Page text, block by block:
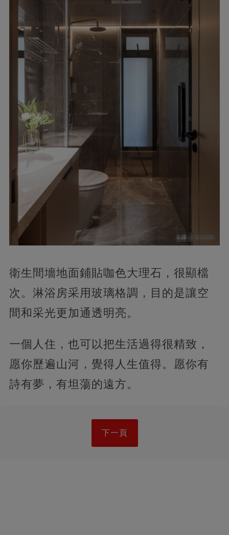
衛生間墻地面鋪貼咖色大理石，很顯檔
次。淋浴房采用玻璃格調，目的是讓空
間和采光更加通透明亮。
一個人住，也可以把生活過得很精致，
愿你歷遍山河，覺得人生值得。愿你有
詩有夢，有坦蕩的遠方。
下一頁